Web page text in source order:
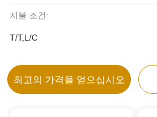
지불 조건:
T/T,L/C
최고의 가격을 얻으십시오